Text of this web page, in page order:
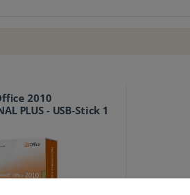
2010
PLUS - USB-Stick 1